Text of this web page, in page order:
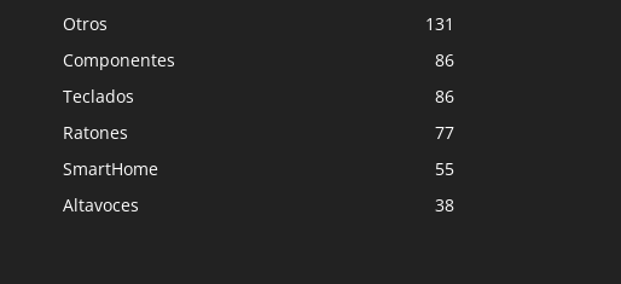
Otros
131
Componentes
86
Teclados
86
Ratones
77
SmartHome
55
Altavoces
38